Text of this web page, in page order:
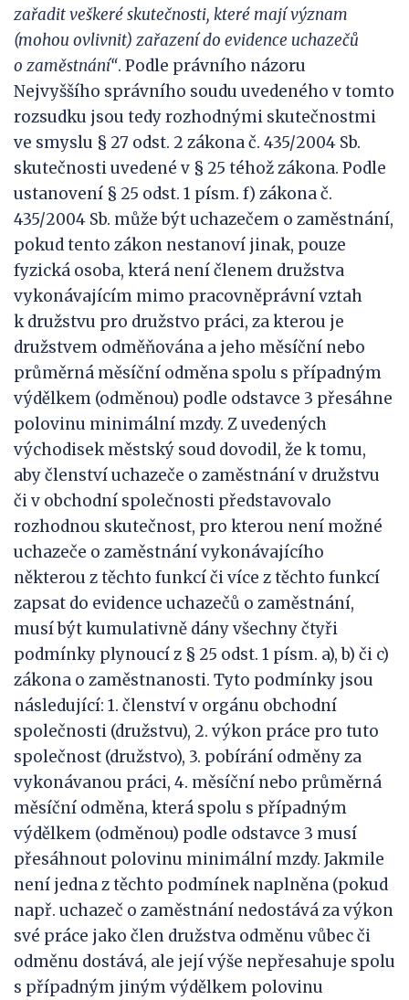
zařadit veškeré skutečnosti, které mají význam
(mohou ovlivnit) zařazení do evidence uchazečů
o zaměstnání“. Podle právního názoru
Nejvyššího správního soudu uvedeného v tomto
rozsudku jsou tedy rozhodnými skutečnostmi
ve smyslu § 27 odst. 2 zákona č. 435/2004 Sb.
skutečnosti uvedené v § 25 téhož zákona. Podle
ustanovení § 25 odst. 1 písm. f) zákona č.
435/2004 Sb. může být uchazečem o zaměstnání,
pokud tento zákon nestanoví jinak, pouze
fyzická osoba, která není členem družstva
vykonávajícím mimo pracovněprávní vztah
k družstvu pro družstvo práci, za kterou je
družstvem odměňována a jeho měsíční nebo
průměrná měsíční odměna spolu s případným
výdělkem (odměnou) podle odstavce 3 přesáhne
polovinu minimální mzdy. Z uvedených
východisek městský soud dovodil, že k tomu,
aby členství uchazeče o zaměstnání v družstvu
či v obchodní společnosti představovalo
rozhodnou skutečnost, pro kterou není možné
uchazeče o zaměstnání vykonávajícího
některou z těchto funkcí či více z těchto funkcí
zapsat do evidence uchazečů o zaměstnání,
musí být kumulativně dány všechny čtyři
podmínky plynoucí z § 25 odst. 1 písm. a), b) či c)
zákona o zaměstnanosti. Tyto podmínky jsou
následující: 1. členství v orgánu obchodní
společnosti (družstvu), 2. výkon práce pro tuto
společnost (družstvo), 3. pobírání odměny za
vykonávanou práci, 4. měsíční nebo průměrná
měsíční odměna, která spolu s případným
výdělkem (odměnou) podle odstavce 3 musí
přesáhnout polovinu minimální mzdy. Jakmile
není jedna z těchto podmínek naplněna (pokud
např. uchazeč o zaměstnání nedostává za výkon
své práce jako člen družstva odměnu vůbec či
odměnu dostává, ale její výše nepřesahuje spolu
s případným jiným výdělkem polovinu